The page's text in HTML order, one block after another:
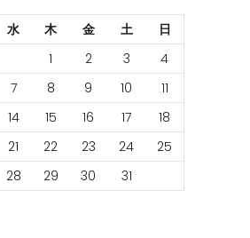
水 木 金 土
日
1
2 3
4
7 8 9 10
11
14 15 16 17
18
21 22 23 24
25
28 29 30
31